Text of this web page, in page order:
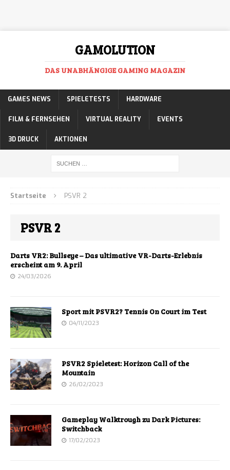
GAMOLUTION
DAS UNABHÄNGIGE GAMING MAGAZIN
GAMES NEWS SPIELETESTS HARDWARE
FILM & FERNSEHEN VIRTUAL REALITY EVENTS
3D DRUCK AKTIONEN
Startseite PSVR 2
PSVR 2
Darts VR2: Bullseye – Das ultimative VR-Darts-Erlebnis
erscheint am 9. April
24/03/2026
Sport mit PSVR2? Tennis On Court im Test
04/11/2023
PSVR2 Spieletest: Horizon Call of the
Mountain
26/02/2023
Gameplay Walktrough zu Dark Pictures:
Switchback
17/02/2023